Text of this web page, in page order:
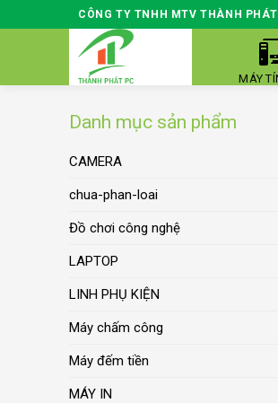
to
CÔNG TY TNHH MTV THÀNH PHÁT
MÁY
Danh mục sản phẩm
CAMERA
chua-phan-loai
Đồ chơi công nghệ
LAPTOP
LINH PHỤ KIỆN
Máy chấm công
Máy đếm tiền
MÁY IN